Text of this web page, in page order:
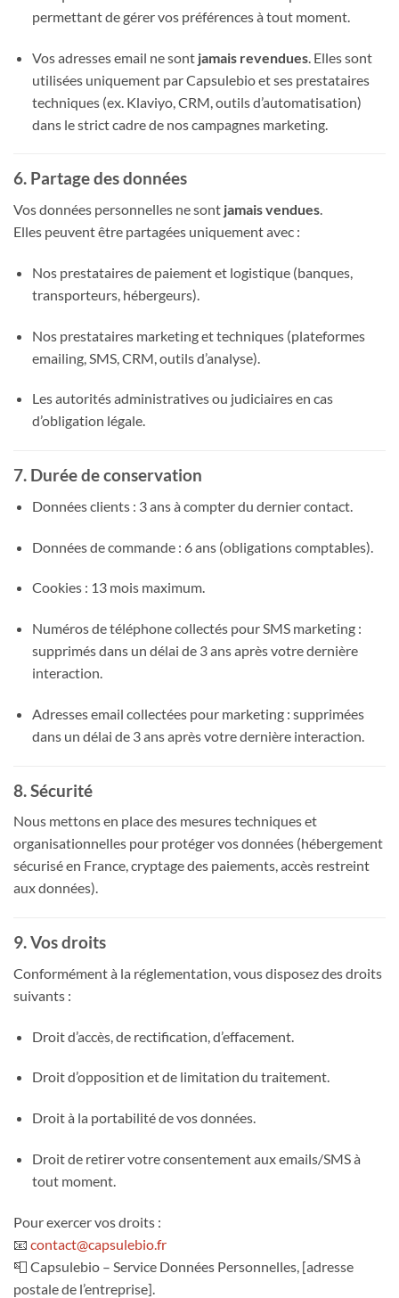
permettant de gérer vos préférences à tout moment.
Vos adresses email ne sont jamais revendues. Elles sont
utilisées uniquement par Capsulebio et ses prestataires
techniques (ex. Klaviyo, CRM, outils d’automatisation)
dans le strict cadre de nos campagnes marketing.
6. Partage des données
Vos données personnelles ne sont jamais vendues.
Elles peuvent être partagées uniquement avec :
Nos prestataires de paiement et logistique (banques,
transporteurs, hébergeurs).
Nos prestataires marketing et techniques (plateformes
emailing, SMS, CRM, outils d’analyse).
Les autorités administratives ou judiciaires en cas
d’obligation légale.
7. Durée de conservation
Données clients : 3 ans à compter du dernier contact.
Données de commande : 6 ans (obligations comptables).
Cookies : 13 mois maximum.
Numéros de téléphone collectés pour SMS marketing :
supprimés dans un délai de 3 ans après votre dernière
interaction.
Adresses email collectées pour marketing : supprimées
dans un délai de 3 ans après votre dernière interaction.
8. Sécurité
Nous mettons en place des mesures techniques et
organisationnelles pour protéger vos données (hébergement
sécurisé en France, cryptage des paiements, accès restreint
aux données).
9. Vos droits
Conformément à la réglementation, vous disposez des droits
suivants :
Droit d’accès, de rectification, d’effacement.
Droit d’opposition et de limitation du traitement.
Droit à la portabilité de vos données.
Droit de retirer votre consentement aux emails/SMS à
tout moment.
Pour exercer vos droits :
📧 contact@capsulebio.fr
📮 Capsulebio – Service Données Personnelles, [adresse
postale de l’entreprise].